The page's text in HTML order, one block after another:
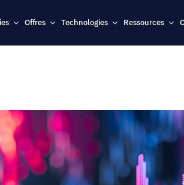
Offres Technologies Ressources